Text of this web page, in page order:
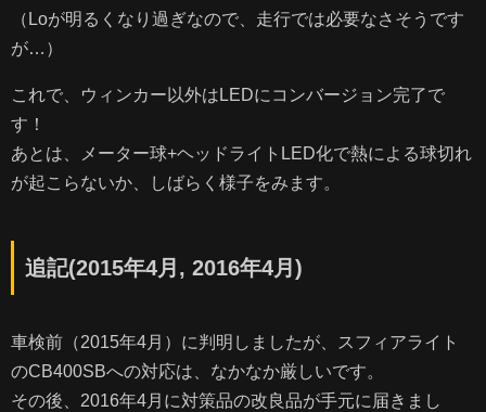
（Loが明るくなり過ぎなので、走行では必要なさそうです
が…）
これで、ウィンカー以外はLEDにコンバージョン完了で
す！
あとは、メーター球+ヘッドライトLED化で熱による球切れ
が起こらないか、しばらく様子をみます。
追記(2015年4月, 2016年4月)
車検前（2015年4月）に判明しましたが、スフィアライト
のCB400SBへの対応は、なかなか厳しいです。
その後、2016年4月に対策品の改良品が手元に届きまし